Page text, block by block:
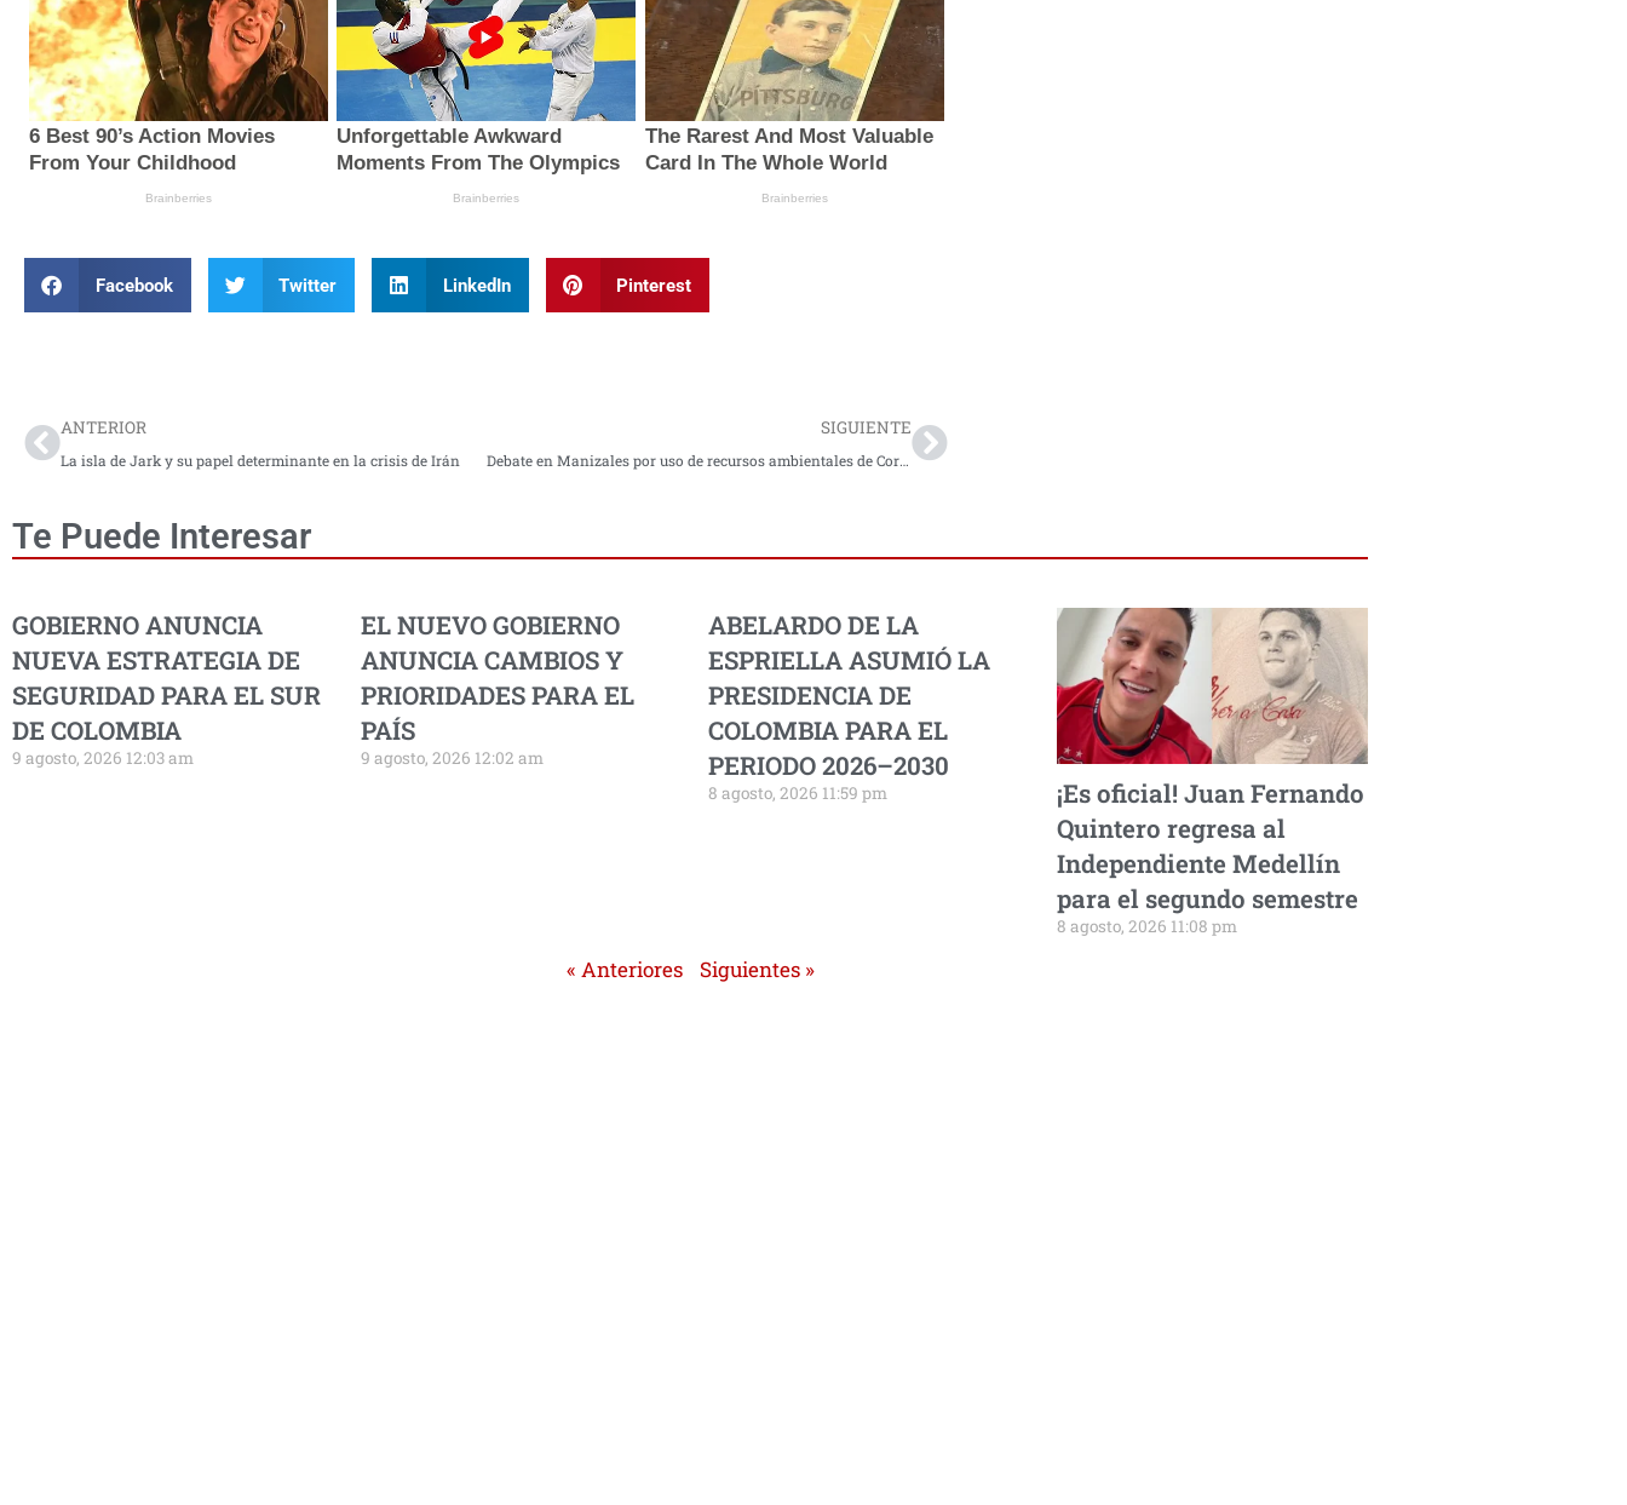
Facebook Twitter LinkedIn Pinterest
ANTERIOR
La isla de Jark y su papel determinante en la crisis de Irán
SIGUIENTE
Debate en Manizales por uso de recursos ambientales de Corpocaldas
Te Puede Interesar
GOBIERNO ANUNCIA
NUEVA ESTRATEGIA DE
SEGURIDAD PARA EL SUR
DE COLOMBIA
9 agosto, 2026 12:03 am
EL NUEVO GOBIERNO
ANUNCIA CAMBIOS Y
PRIORIDADES PARA EL
PAÍS
9 agosto, 2026 12:02 am
ABELARDO DE LA
ESPRIELLA ASUMIÓ LA
PRESIDENCIA DE
COLOMBIA PARA EL
PERIODO 2026–2030
8 agosto, 2026 11:59 pm
¡Es oficial! Juan Fernando
Quintero regresa al
Independiente Medellín
para el segundo semestre
8 agosto, 2026 11:08 pm
« Anteriores Siguientes »